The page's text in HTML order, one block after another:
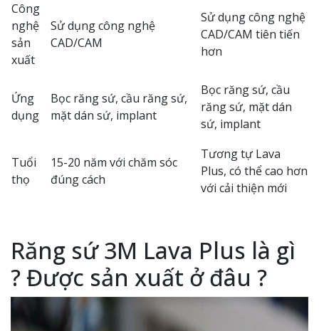
Công
nghệ
sản
xuất
Sử dụng công nghệ
CAD/CAM
Sử dụng công nghệ
CAD/CAM tiên tiến
hơn
Ứng
dụng
Bọc răng sứ, cầu răng sứ,
mặt dán sứ, implant
Bọc răng sứ, cầu
răng sứ, mặt dán
sứ, implant
Tuổi
thọ
15-20 năm với chăm sóc
đúng cách
Tương tự Lava
Plus, có thể cao hơn
với cải thiện mới
Răng sứ 3M Lava Plus là gì
? Được sản xuất ở đâu ?